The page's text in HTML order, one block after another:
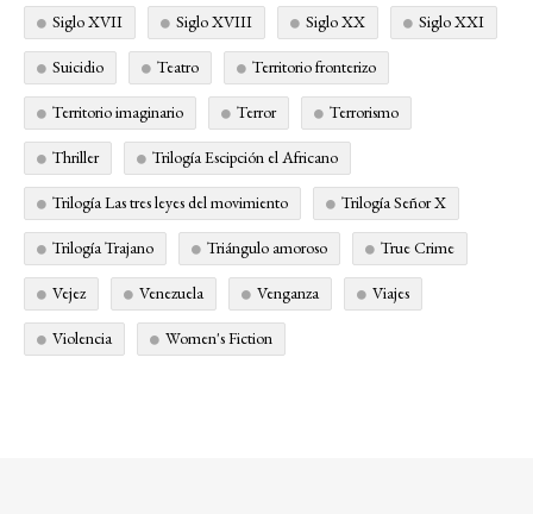
Siglo XVII Siglo XVIII Siglo XX Siglo XXI
Suicidio Teatro Territorio fronterizo
Territorio imaginario Terror Terrorismo
Thriller Trilogía Escipción el Africano
Trilogía Las tres leyes del movimiento Trilogía Señor X
Trilogía Trajano Triángulo amoroso True Crime
Vejez Venezuela Venganza Viajes
Violencia Women's Fiction